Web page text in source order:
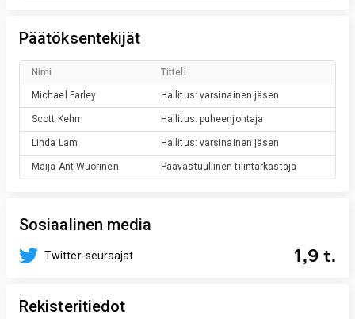
Päätöksentekijät
Nimi Titteli
Michael Farley Hallitus: varsinainen jäsen
Scott Kehm Hallitus: puheenjohtaja
Linda Lam Hallitus: varsinainen jäsen
Maija Ant-Wuorinen Päävastuullinen tilintarkastaja
Sosiaalinen media
Twitter-seuraajat 1,9 t.
Rekisteritiedot